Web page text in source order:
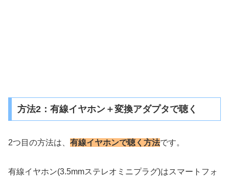
方法2：有線イヤホン＋変換アダプタで聴く
2つ目の方法は、 有線イヤホンで聴く方法です。
有線イヤホン(3.5mmステレオミニプラグ)はスマートフォ